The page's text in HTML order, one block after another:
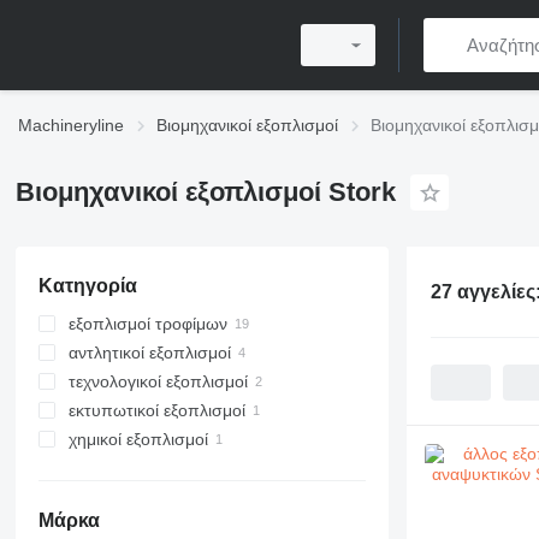
Machineryline Βιομηχανικοί εξοπλισμοί Βιομηχανικοί
Βιομηχανικοί εξοπλισμοί Stork
Κατηγορία
εξοπλισμοί τροφίμων
εξοπλισμοί επεξεργασίας κρεάτων
μηχανές παναρίσματος
μηχανές παρασκευής
εξοπλισμοί παραγωγής
αντλητικοί εξοπλισμοί
μηχανοκίνητες αντλίες
βιομηχανικές αντλίες
τεχνολογικοί εξοπλισμοί
αποξηραντικοί εξοπλισμοί
βιομηχανικές δεξαμενές
εκτυπωτικοί εξοπλισμοί
μηχανές μεταξοτυπίας
χημικοί εξοπλισμοί
Μάρκα
27 αγγελίες: